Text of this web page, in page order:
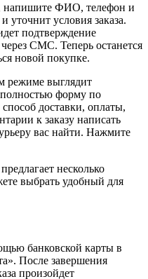
напишите ФИО, телефон и
уточнит условия заказа.
подтверждение
СМС. Теперь останется
новой покупке.
режиме выглядит
форму по
доставки, оплаты,
к заказу написать
вас найти. Нажмите
несколько
выбрать удобный для
банковской карты в
После завершения
произойдет